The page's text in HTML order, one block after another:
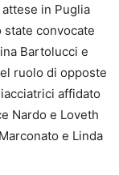
in Puglia
convocate
Bartolucci e
ruolo di opposte
affidato
Nardo e Loveth
e Linda